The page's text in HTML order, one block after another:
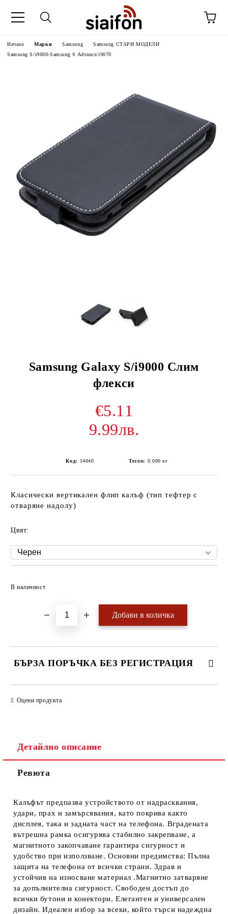
Начало Марки Samsung
Samsung СТАРИ МОДЕЛИ
Samsung S/i9000-Samsung S Advance/i9070
Samsung Galaxy S/i9000 Слим
флекси
€5.11
9.99лв.
Код: 14040 Тегло: 0.000 кг
Класически вертикален флип калъф (тип тефтер с
отваряне надолу)
Цвят:
В наличност
БЪРЗА ПОРЪЧКА БЕЗ РЕГИСТРАЦИЯ
Оцени продукта
Детайлно описание
Ревюта
Калъфът предпазва устройството от надрасквания,
удари, прах и замърсявания, като покрива както
дисплея, така и задната част на телефона. Вградената
вътрешна рамка осигурява стабилно закрепване, а
магнитното закопчаване гарантира сигурност и
удобство при използване. Основни предимства: Пълна
защита на телефона от всички страни. Здрав и
устойчив на износване материал .Магнитно затваряне
за допълнителна сигурност. Свободен достъп до
всички бутони и конектори. Елегантен и универсален
дизайн. Идеален избор за всеки, който търси надеждна